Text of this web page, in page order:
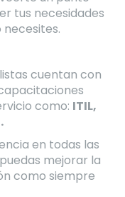
tus necesidades
necesites.
cuentan con
como: ITIL,
en todas las
mejorar la
como siempre